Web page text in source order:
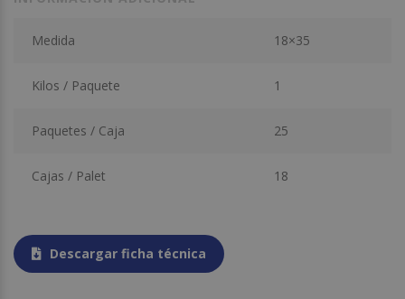
Medida 18×35
Kilos / Paquete 1
Paquetes / Caja 25
Cajas / Palet 18
Descargar ficha técnica